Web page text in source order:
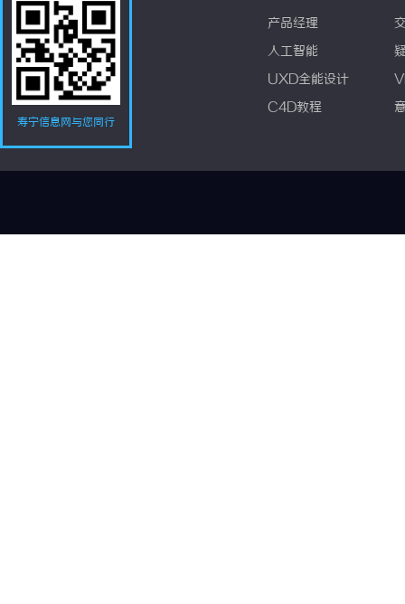
寿宁信息网与您同行
产品经理
人工智能
UXD全能设计
C4D教程